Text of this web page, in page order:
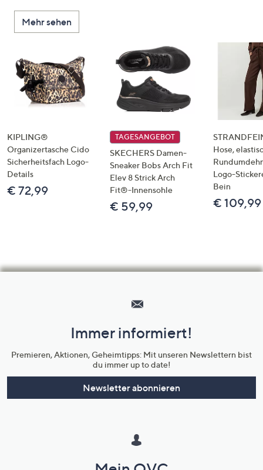
Mehr sehen
KIPLING®
Organizertasche Cido
Sicherheitsfach Logo-
Details
€ 72,99
TAGESANGEBOT
SKECHERS Damen-
Sneaker Bobs Arch Fit
Elev 8 Strick Arch
Fit®-Innensohle
€ 59,99
Hose,
Logo-
Bein
€ 109,99
Unternehmensinformationen
Immer informiert!
Premieren, Aktionen, Geheimtipps: Mit unseren Newslettern bist
du immer up to date!
Newsletter abonnieren